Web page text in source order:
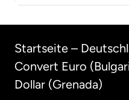
Startseite –
Convert Euro
Dollar (Grenada)